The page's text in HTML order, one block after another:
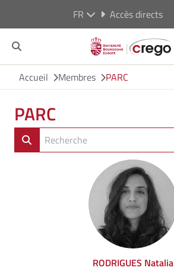
FR Accès directs
Accueil Membres PARC
PARC
RODRIGUES Natalia